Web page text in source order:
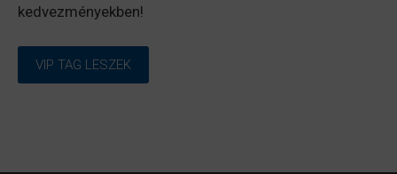
kedvezményekben!
VIP TAG LESZEK